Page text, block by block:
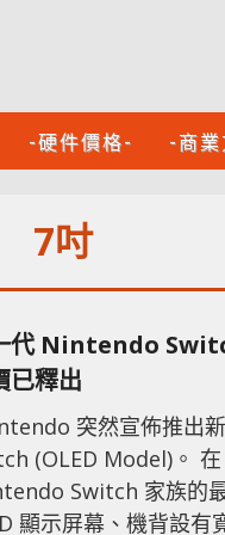
-硬件價格- -商
7吋
代 Nintendo
已釋出
突然宣佈推出
Model)。 在 Nintendo
Switch 家族的
顯示屏幕、機背設有